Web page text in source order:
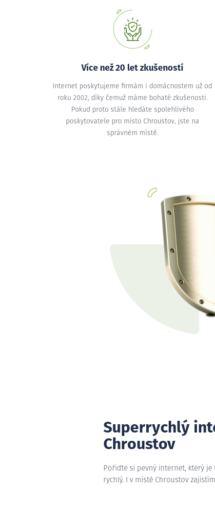
Více než 20 let zkušeností
Internet poskytujeme firmám i domácnostem už od
roku 2002, díky čemuž máme bohaté zkušenosti.
Pokud proto stále hledáte spolehlivého
poskytovatele pro místo Chroustov, jste na
správném místě.
Superrychlý
Chroustov
Pořiďte si pevný internet, který je
rychlý. I v místě Chroustov